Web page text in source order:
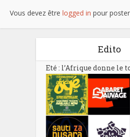
Vous devez être logged in pour
Edito
Eté : l’Afrique donne le